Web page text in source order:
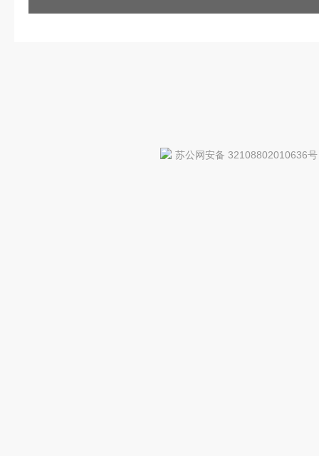
苏公网安备 32108802010636号